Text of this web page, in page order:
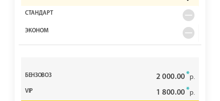
2 000.00*р.
1 800.00*р.